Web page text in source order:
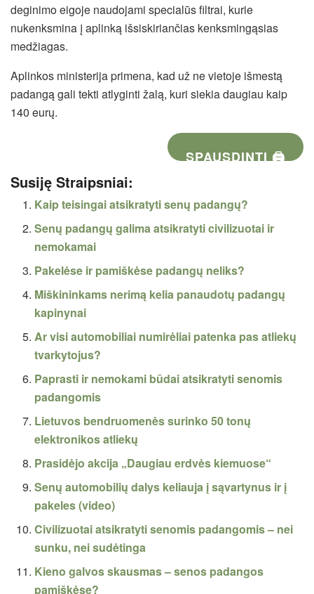
deginimo eigoje naudojami specialūs filtrai, kurie
nukenksmina į aplinką išsiskiriančias kenksmingąsias
medžiagas.
Aplinkos ministerija primena, kad už ne vietoje išmestą
padangą gali tekti atlyginti žalą, kuri siekia daugiau kaip
140 eurų.
SPAUSDINTI 🖨
Susiję Straipsniai:
Kaip teisingai atsikratyti senų padangų?
Senų padangų galima atsikratyti civilizuotai ir
nemokamai
Pakelėse ir pamiškėse padangų neliks?
Miškininkams nerimą kelia panaudotų padangų
kapinynai
Ar visi automobiliai numirėliai patenka pas atliekų
tvarkytojus?
Paprasti ir nemokami būdai atsikratyti senomis
padangomis
Lietuvos bendruomenės surinko 50 tonų
elektronikos atliekų
Prasidėjo akcija „Daugiau erdvės kiemuose“
Senų automobilių dalys keliauja į sąvartynus ir į
pakeles (video)
Civilizuotai atsikratyti senomis padangomis – nei
sunku, nei sudėtinga
Kieno galvos skausmas – senos padangos
pamiškėse?